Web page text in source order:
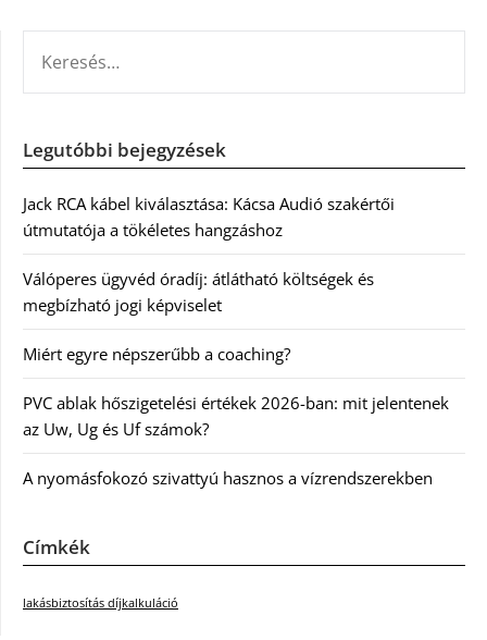
Legutóbbi bejegyzések
Jack RCA kábel kiválasztása: Kácsa Audió szakértői
útmutatója a tökéletes hangzáshoz
Válóperes ügyvéd óradíj: átlátható költségek és
megbízható jogi képviselet
Miért egyre népszerűbb a coaching?
PVC ablak hőszigetelési értékek 2026-ban: mit jelentenek
az Uw, Ug és Uf számok?
A nyomásfokozó szivattyú hasznos a vízrendszerekben
Címkék
lakásbiztosítás díjkalkuláció